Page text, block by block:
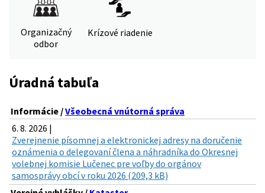
Organizačný
odbor
Krízové riadenie
Úradná tabuľa
Informácie /Všeobecná vnútorná správa
6. 8. 2026 |
Zverejnenie písomnej a elektronickej adresy na doručenie
oznámenia o delegovaní člena a náhradníka do Okresnej
volebnej komisie Lučenec pre voľby do orgánov
samosprávy obcí v roku 2026 (209,3 kB)